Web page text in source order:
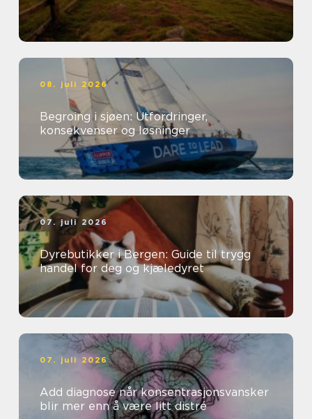
08. juli 2026
Begroing i sjøen: Utfordringer,
konsekvenser og løsninger
07. juli 2026
Dyrebutikker i Bergen: Guide til trygg
handel for deg og kjæledyret
07. juli 2026
Add diagnose når konsentrasjonsvansker
blir mer enn å være litt distré